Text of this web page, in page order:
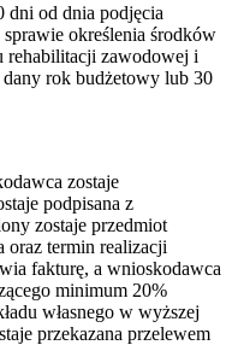
dni od dnia podjęcia
określenia środków
rehabilitacji zawodowej i
dany rok budżetowy lub 30
zostaje
podpisana z
zostaje przedmiot
oraz termin realizacji
fakturę, a wnioskodawca
minimum 20%
własnego w wyższej
przekazana przelewem